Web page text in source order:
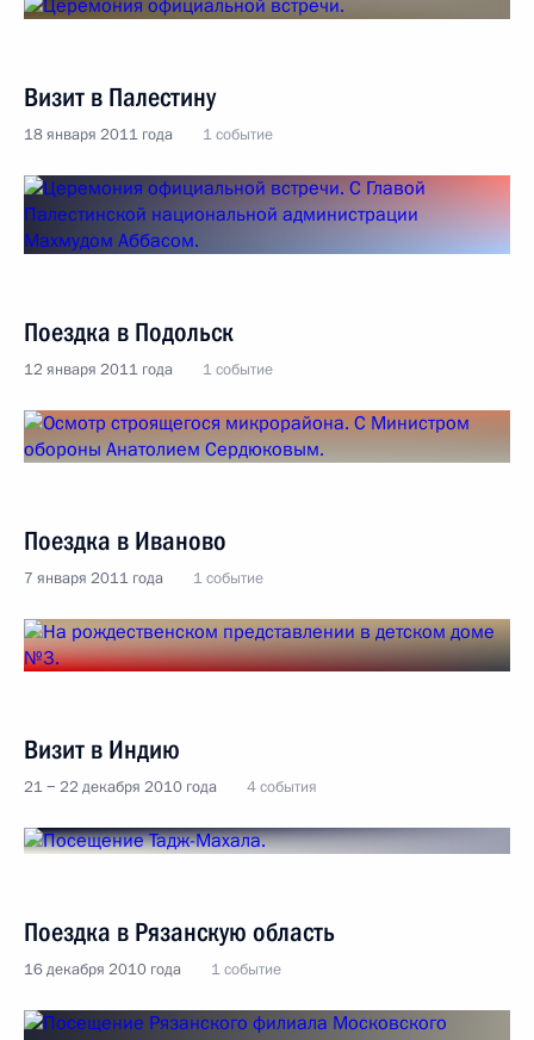
Визит в Палестину
18 января 2011 года 1 событие
Поездка в Подольск
12 января 2011 года 1 событие
Поездка в Иваново
7 января 2011 года 1 событие
Визит в Индию
21 − 22 декабря 2010 года 4 события
Поездка в Рязанскую область
16 декабря 2010 года 1 событие